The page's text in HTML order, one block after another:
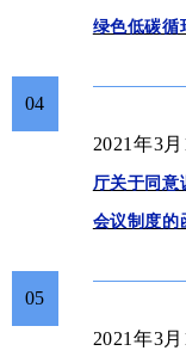
绿色低碳循
04
2021年3
厅关于同意
会议制度的
05
2021年3月